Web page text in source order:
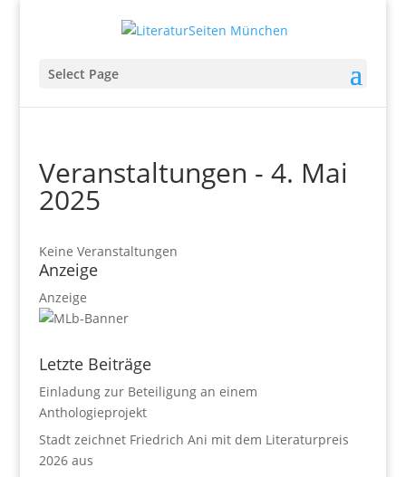
Select Page
Veranstaltungen - 4. Mai
2025
Keine Veranstaltungen
Anzeige
Anzeige
Letzte Beiträge
Einladung zur Beteiligung an einem
Anthologieprojekt
Stadt zeichnet Friedrich Ani mit dem Literaturpreis
2026 aus